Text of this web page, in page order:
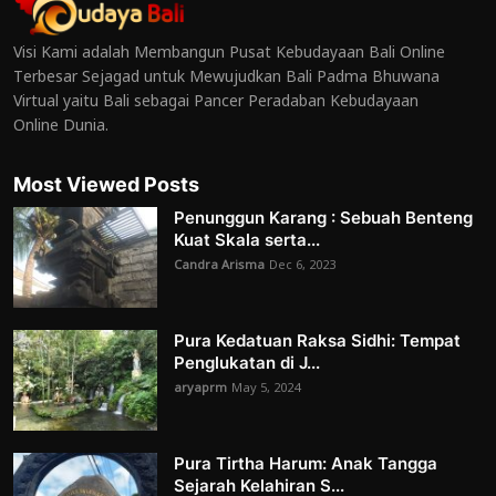
Visi Kami adalah Membangun Pusat Kebudayaan Bali Online
Terbesar Sejagad untuk Mewujudkan Bali Padma Bhuwana
Virtual yaitu Bali sebagai Pancer Peradaban Kebudayaan
Online Dunia.
Most Viewed Posts
Penunggun Karang : Sebuah Benteng
Kuat Skala serta...
Candra Arisma Dec 6, 2023
Pura Kedatuan Raksa Sidhi: Tempat
Penglukatan di J...
aryaprm May 5, 2024
Pura Tirtha Harum: Anak Tangga
Sejarah Kelahiran S...